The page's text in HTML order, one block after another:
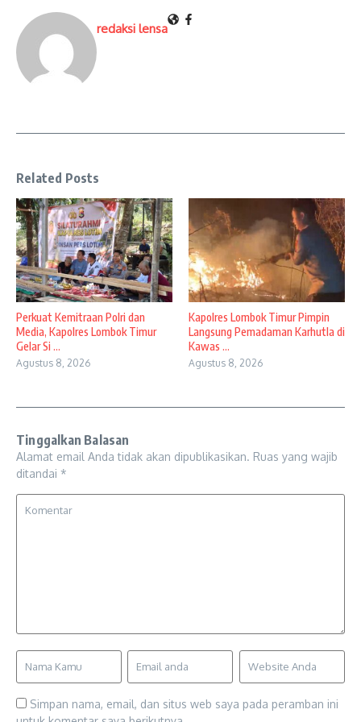
redaksi lensa
Related Posts
Perkuat Kemitraan Polri dan
Media, Kapolres Lombok Timur
Gelar Si ...
Agustus 8, 2026
Kapolres Lombok Timur Pimpin
Langsung Pemadaman Karhutla di
Kawas ...
Agustus 8, 2026
Tinggalkan Balasan
Alamat email Anda tidak akan dipublikasikan. Ruas yang wajib
ditandai *
Simpan nama, email, dan situs web saya pada peramban ini